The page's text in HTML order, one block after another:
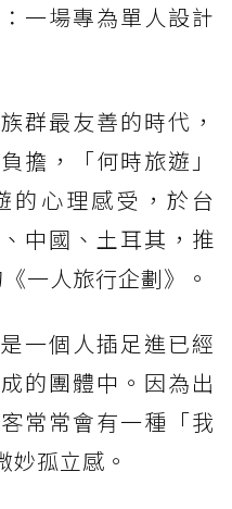
一場專為單人設計
群最友善的時代，
擔，「何時旅遊」
的心理感受，於台
中國、土耳其，推
一人旅行企劃》。
一個人插足進已經
的團體中。因為出
常常會有一種「我
妙孤立感。